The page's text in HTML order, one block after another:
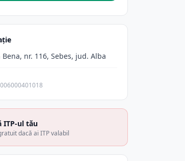
nr. 116, Sebes, jud. Alba
ITP-ul tău
dacă ai ITP valabil